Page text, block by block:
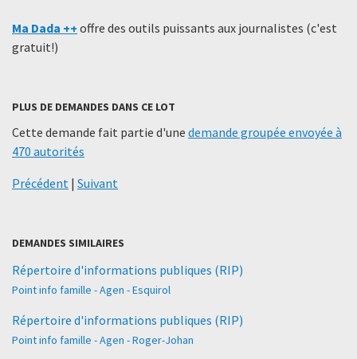
Ma Dada ++ offre des outils puissants aux journalistes (c'est
gratuit!)
PLUS DE DEMANDES DANS CE LOT
Cette demande fait partie d'une demande groupée envoyée à
470 autorités
Précédent | Suivant
DEMANDES SIMILAIRES
Répertoire d'informations publiques (RIP)
Point info famille - Agen - Esquirol
Répertoire d'informations publiques (RIP)
Point info famille - Agen - Roger-Johan